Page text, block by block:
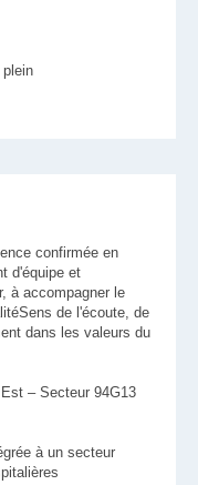
plein
confirmée en
d'équipe et
à accompagner le
de l'écoute, de
dans les valeurs du
– Secteur 94G13
à un secteur